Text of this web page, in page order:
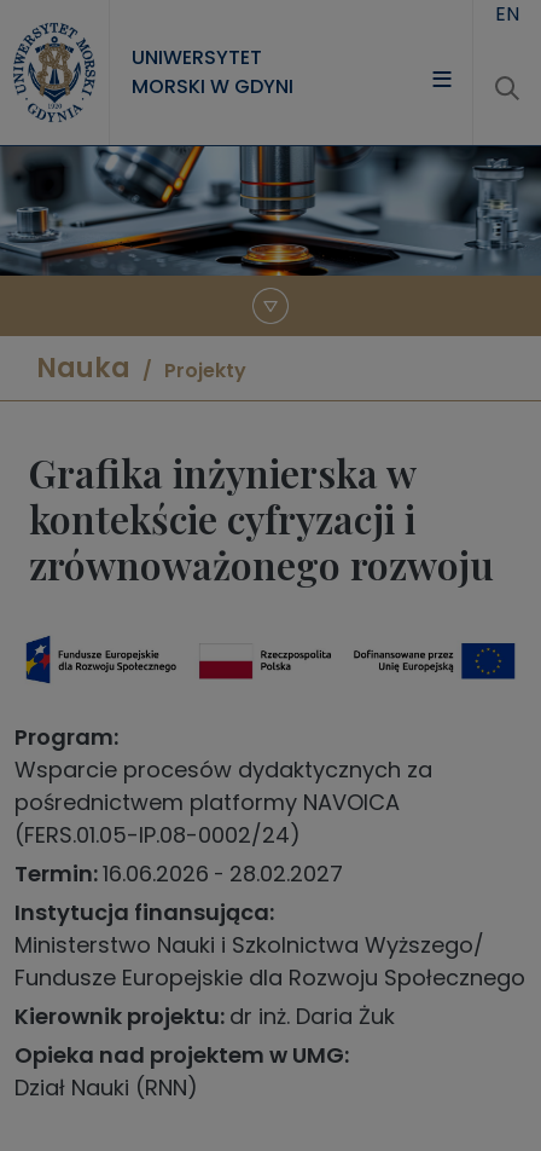
UNIWERSYTET
MORSKI W GDYNI
UNIWERSYTET
STUDIA
NAUKA
EN
Nauka Projekty
Grafika inżynierska w
kontekście cyfryzacji i
zrównoważonego rozwoju
Program
Wsparcie procesów dydaktycznych za
pośrednictwem platformy NAVOICA
(FERS.01.05-IP.08-0002/24)
Termin 16.06.2026
28.02.2027
Instytucja finansująca
Ministerstwo Nauki i Szkolnictwa Wyższego/
Fundusze Europejskie dla Rozwoju Społecznego
Kierownik projektu dr inż. Daria Żuk
Opieka nad projektem w UMG
Dział Nauki (RNN)